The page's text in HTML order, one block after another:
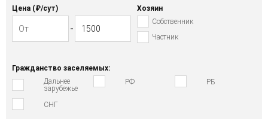
Цена (₽/cут)
Хозяин
Собственник
Частник
Гражданство заселяемых:
Дальнее
зарубежье
РФ РБ
СНГ